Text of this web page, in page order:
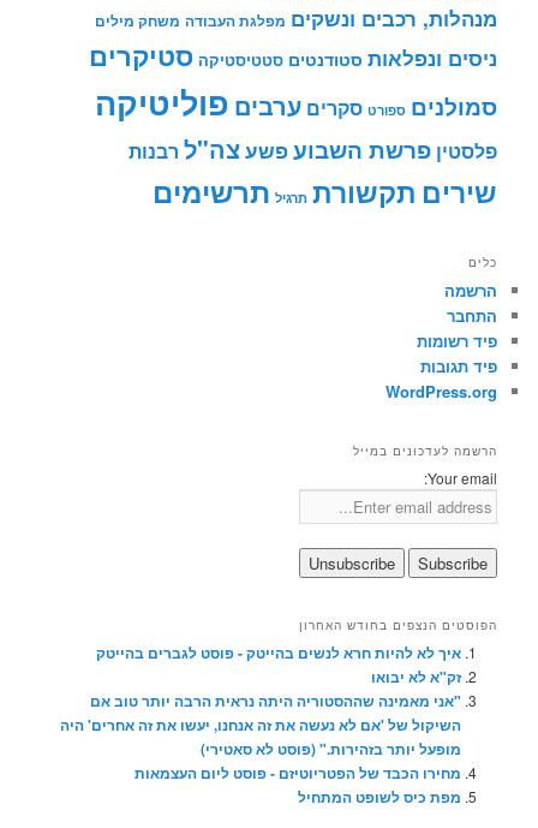
מנהלות, רכבים ונשקים מפלגת העבודה משחק מילים
ניסים ונפלאות סטודנטים סטטיסטיקה סטיקרים
סמולנים ספורט סקרים ערבים פוליטיקה
פלסטין פרשת השבועפשעצה"ל רבנות
שירים תקשורת תרגיל תרשימים
כלים
הרשמה
התחבר
פיד רשומות
פיד תגובות
WordPress.org
הרשמה לעדכונים במייל
Your email:
הפוסטים הנצפים בחודש האחרון
איך לא להיות חרא לנשים בהייטק - פוסט לגברים בהייטק
זק"א לא יבואו
"אני מאמינה שההסטוריה היתה נראית הרבה יותר טוב אם
השיקול של 'אם לא נעשה את זה אנחנו, יעשו את זה אחרים' היה
מופעל יותר בזהירות." (פוסט לא סאטירי)
מחירו הכבד של הפטריוטיזם - פוסט ליום העצמאות
מפת כיס לשופט המתחיל